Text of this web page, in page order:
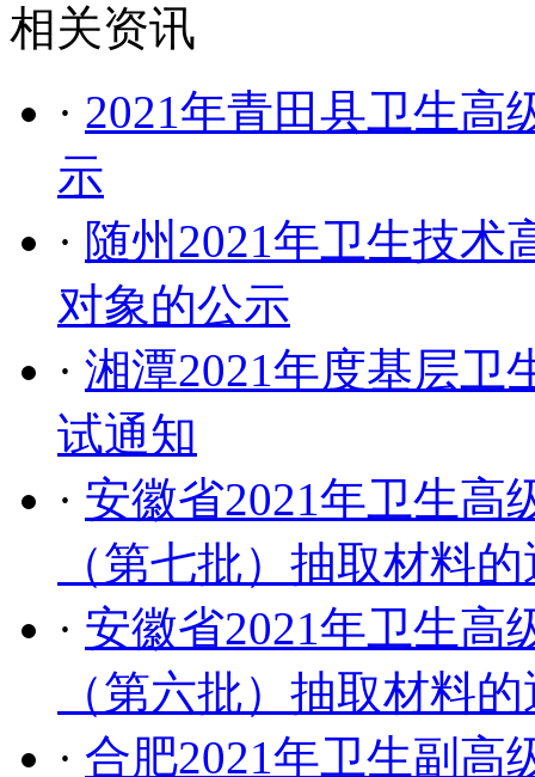
相关资讯
· 2021年青田县卫生高
示
· 随州2021年卫生技术
对象的公示
· 湘潭2021年度基层卫
试通知
· 安徽省2021年卫生高
（第七批）抽取材料
· 安徽省2021年卫生高
（第六批）抽取材料
· 合肥2021年卫生副高